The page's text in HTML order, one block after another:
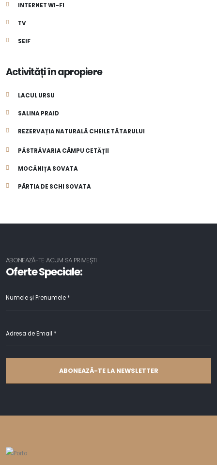
INTERNET WI-FI
TV
SEIF
Activități în apropiere
LACUL URSU
SALINA PRAID
REZERVAȚIA NATURALĂ CHEILE TĂTARULUI
PĂSTRĂVARIA CÂMPU CETĂȚII
MOCĂNIȚA SOVATA
PÂRTIA DE SCHI SOVATA
ABONEAZĂ-TE ACUM SA PRIMEȘTI
Oferte Speciale:
ABONEAZĂ-TE LA NEWSLETTER